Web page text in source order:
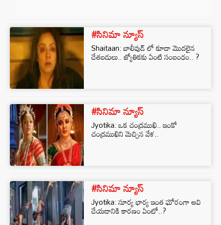
#సినిమా న్యూస్
Shaitaan: బాలీవుడ్ లో కూడా మొదలైన
చేతబడులు.. జ్యోతికకు ఏంటి సంబంధం.. ?
#సినిమా న్యూస్
Jyotika: ఒక చంద్రముఖి.. ఇంకో
చంద్రముఖిని మెచ్చిన వేళ..
#సినిమా న్యూస్
Jyotika: సూర్య భార్య ఇంత ఘోరంగా అవి
చేయడానికి కారణం ఏంటో..?